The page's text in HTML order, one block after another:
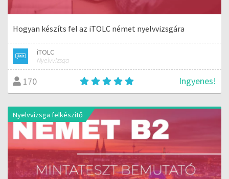
Hogyan készíts fel az iTOLC német nyelvvizsgára
iTOLC
Nyelvvizsga
170 Ingyenes!
Nyelvvizsga felkészítő